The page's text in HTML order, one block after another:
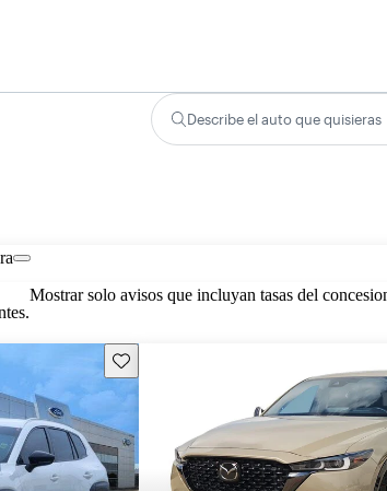
Describe el auto que quisieras
Mostrar solo avisos que incluyan tasas del
Guarda este Aviso